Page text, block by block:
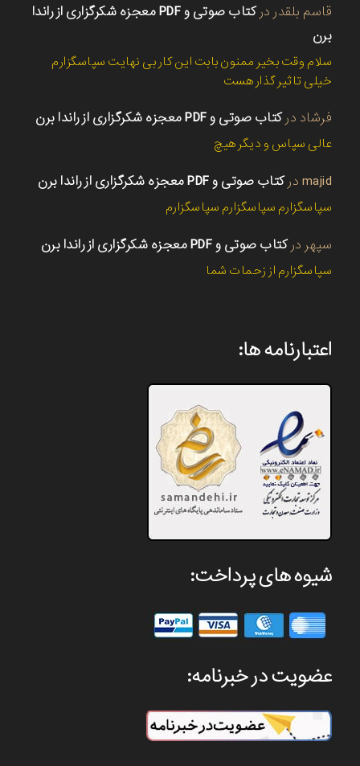
قاسم بلقدر در
کتاب صوتی و PDF معجزه شکرگزاری از راندا
برن
سلام وقت بخیر ممنون بابت این کار بی نهایت سپاسگزارم
خیلی تاثیر گذار هست
فرشاد درکتاب صوتی و PDF معجزه شکرگزاری از راندا برن
عالی سپاس و دیگر هیچ
majid درکتاب صوتی و PDF معجزه شکرگزاری از راندا برن
سپاسگزارم سپاسگزارم سپاسگزارم
سپهر درکتاب صوتی و PDF معجزه شکرگزاری از راندا برن
سپاسگزارم از زحمات شما
اعتبارنامه ها:
شیوه های پرداخت:
عضویت در خبرنامه: